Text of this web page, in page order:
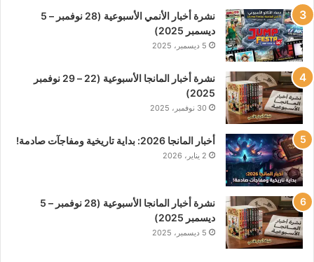
نشرة أخبار الأنمي الأسبوعية (28 نوفمبر – 5
ديسمبر 2025)
5 ديسمبر، 2025
نشرة أخبار المانجا الأسبوعية (22 – 29 نوفمبر
2025)
30 نوفمبر، 2025
أخبار المانجا 2026: بداية تاريخية ومفاجآت صادمة!
2 يناير، 2026
نشرة أخبار المانجا الأسبوعية (28 نوفمبر – 5
ديسمبر 2025)
5 ديسمبر، 2025